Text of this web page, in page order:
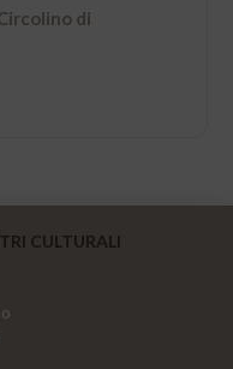
di
CULTURALI